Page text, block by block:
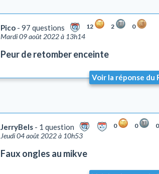
Pico 97 questions 12 2 0
Mardi 09 août 2022 à 13h14
Peur de retomber enceinte
Voir la réponse du
JerryBels 1 question 0 0 0
Jeudi 04 août 2022 à 10h53
Faux ongles au mikve